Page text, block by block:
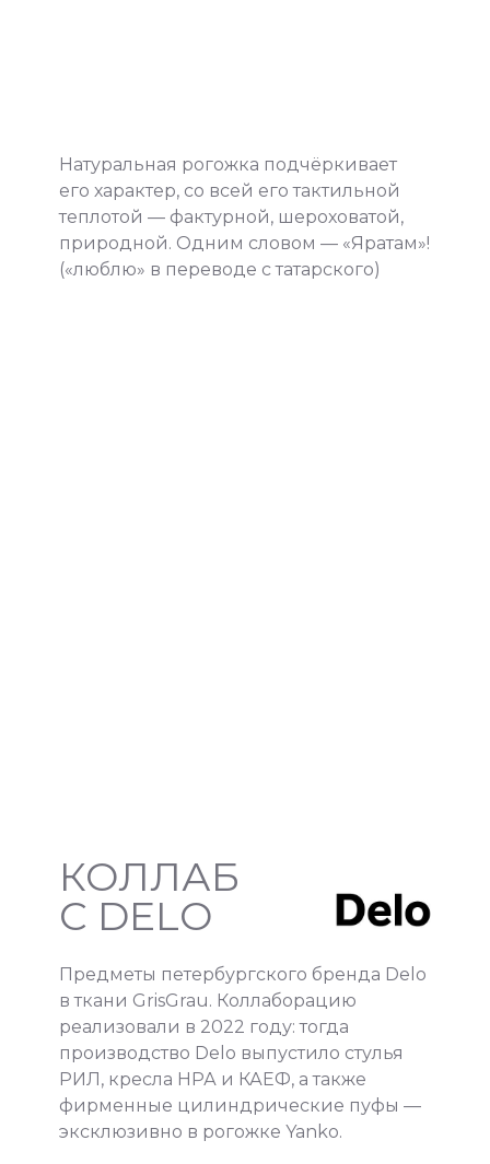
Натуральная рогожка подчёркивает
его характер, со всей его тактильной
теплотой — фактурной, шероховатой,
природной. Одним словом — «Яратам»!
(«люблю» в переводе с татарского)
КОЛЛАБ
С DELO
Предметы петербургского бренда Delo
в ткани GrisGrau. Коллаборацию
реализовали в 2022 году: тогда
производство Delo выпустило стулья
РИЛ, кресла НРА и КАЕФ, а также
фирменные цилиндрические пуфы —
эксклюзивно в рогожке Yanko.